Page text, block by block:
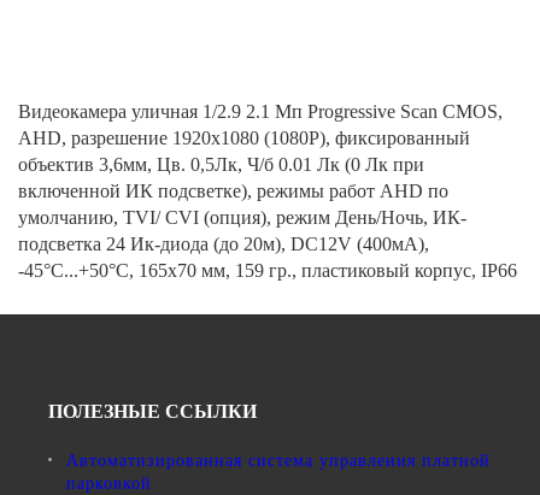
Видеокамера уличная 1/2.9 2.1 Мп Progressive Scan CMOS,
AHD, разрешение 1920х1080 (1080P), фиксированный
объектив 3,6мм, Цв. 0,5Лк, Ч/б 0.01 Лк (0 Лк при
включенной ИК подсветке), режимы работ AHD по
умолчанию, TVI/ CVI (опция), режим День/Ночь, ИК-
подсветка 24 Ик-диода (до 20м), DC12V (400мА),
-45°С...+50°С, 165х70 мм, 159 гр., пластиковый корпус, IP66
ПОЛЕЗНЫЕ ССЫЛКИ
Автоматизированная система управления платной
парковкой